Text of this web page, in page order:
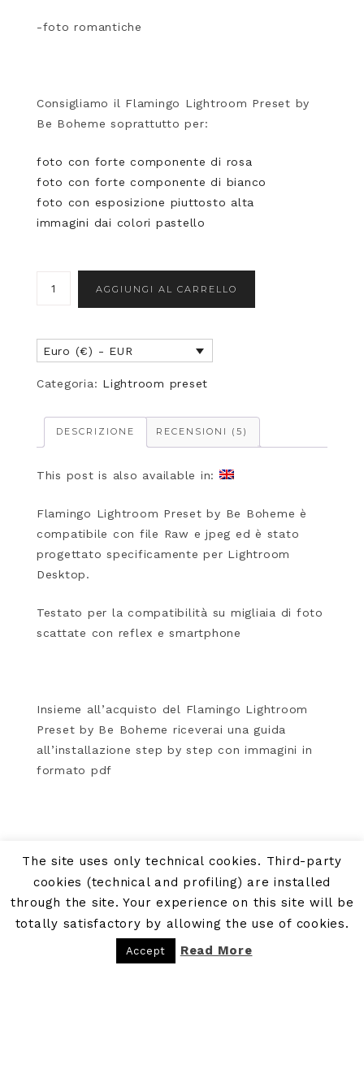
-foto romantiche
Consigliamo il Flamingo Lightroom Preset by
Be Boheme soprattutto per:
foto con forte componente di rosa
foto con forte componente di bianco
foto con esposizione piuttosto alta
immagini dai colori pastello
AGGIUNGI AL CARRELLO
Euro (€) - EUR
Categoria: Lightroom preset
DESCRIZIONE RECENSIONI (5)
This post is also available in:
Flamingo Lightroom Preset by Be Boheme è
compatibile con file Raw e jpeg ed è stato
progettato specificamente per Lightroom
Desktop.
Testato per la compatibilità su migliaia di foto
scattate con reflex e smartphone
Insieme all’acquisto del Flamingo Lightroom
Preset by Be Boheme riceverai una guida
all’installazione step by step con immagini in
formato pdf
The site uses only technical cookies. Third-party
cookies (technical and profiling) are installed
through the site. Your experience on this site will be
totally satisfactory by allowing the use of cookies.
Accept Read More